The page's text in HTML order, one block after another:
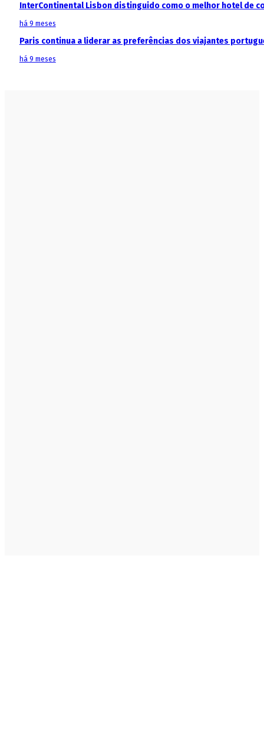
InterContinental Lisbon distinguido como o melhor hotel de
há 9 meses
Paris continua a liderar as preferências dos viajantes
há 9 meses